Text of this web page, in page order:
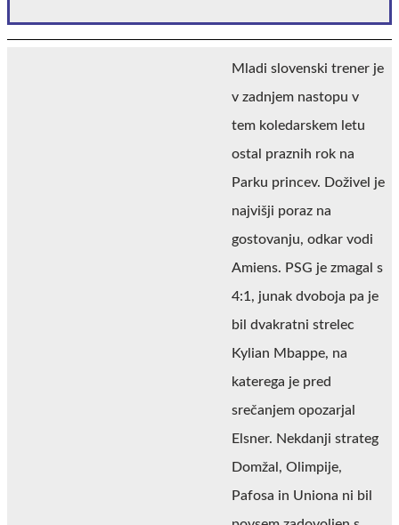
Mladi slovenski trener je
v zadnjem nastopu v
tem koledarskem letu
ostal praznih rok na
Parku princev. Doživel je
najvišji poraz na
gostovanju, odkar vodi
Amiens. PSG je zmagal s
4:1, junak dvoboja pa je
bil dvakratni strelec
Kylian Mbappe, na
katerega je pred
srečanjem opozarjal
Elsner. Nekdanji strateg
Domžal, Olimpije,
Pafosa in Uniona ni bil